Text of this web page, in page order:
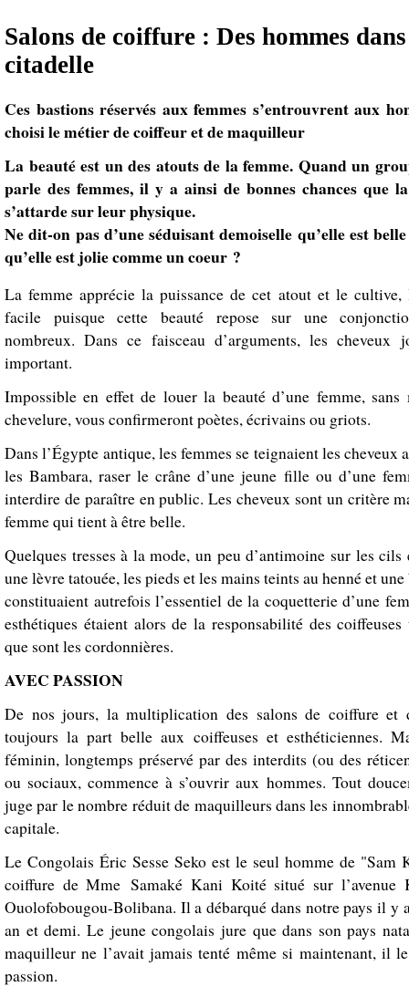
Salons de coiffure : Des hommes
citadelle
Ces bastions réservés aux femmes s’entrouvrent aux
choisi le métier de coiffeur et de maquilleur
La beauté est un des atouts de la femme. Quand un
parle des femmes, il y a ainsi de bonnes chances que
s’attarde sur leur physique.
Ne dit-on pas d’une séduisant demoiselle qu’elle est
qu’elle est jolie comme un coeur ?
La femme apprécie la puissance de cet atout et le cultive,
facile puisque cette beauté repose sur une
nombreux. Dans ce faisceau d’arguments, les cheveux
important.
Impossible en effet de louer la beauté d’une femme, sans
chevelure, vous confirmeront poètes, écrivains ou griots.
Dans l’Égypte antique, les femmes se teignaient les cheveux
les Bambara, raser le crâne d’une jeune fille ou d’une
interdire de paraître en public. Les cheveux sont un critère
femme qui tient à être belle.
Quelques tresses à la mode, un peu d’antimoine sur les
une lèvre tatouée, les pieds et les mains teints au henné et
constituaient autrefois l’essentiel de la coquetterie d’une
esthétiques étaient alors de la responsabilité des
que sont les cordonnières.
AVEC PASSION
De nos jours, la multiplication des salons de coiffure et
toujours la part belle aux coiffeuses et esthéticiennes.
féminin, longtemps préservé par des interdits (ou des
ou sociaux, commence à s’ouvrir aux hommes. Tout
juge par le nombre réduit de maquilleurs dans les
capitale.
Le Congolais Éric Sesse Seko est le seul homme de "Sam
coiffure de Mme Samaké Kani Koité situé sur l’avenue
Ouolofobougou-Bolibana. Il a débarqué dans notre pays il y
an et demi. Le jeune congolais jure que dans son pays
maquilleur ne l’avait jamais tenté même si maintenant, il
passion.